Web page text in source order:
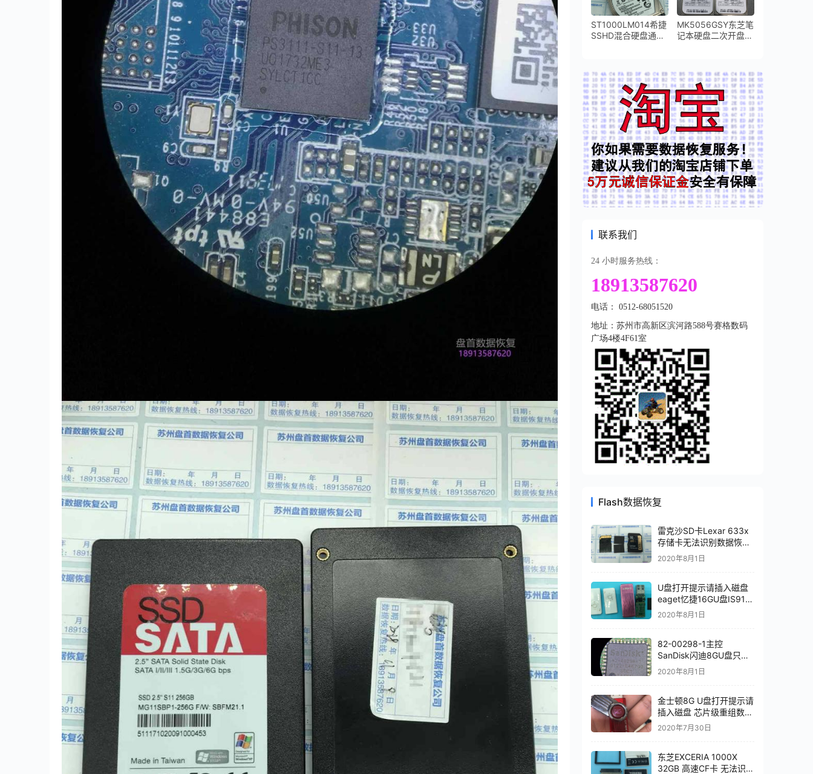
ST1000LM014希捷
SSHD混合硬盘通电
MK5056GSY东芝笔
记本硬盘二次开盘数
联系我们
24 小时服务热线：
18913587620
电话： 0512-68051520
地址：苏州市高新区滨河路588号赛格数码
广场4楼4F61室
Flash数据恢复
雷克沙SD卡Lexar 633x
存储卡无法识别数据恢复
成功
2020年8月1日
U盘打开提示请插入磁盘
eaget忆捷16GU盘IS917
主控芯片级数据恢复成功
2020年8月1日
82-00298-1主控
SanDisk闪迪8GU盘只认
64M容量打开提示需要程
式化读取芯片恢复成功
2020年8月1日
金士顿8G U盘打开提示请
插入磁盘 芯片级重组数据
恢复成功 完全恢复
2020年7月30日
东芝EXCERIA 1000X
32GB 高速CF卡 无法识别